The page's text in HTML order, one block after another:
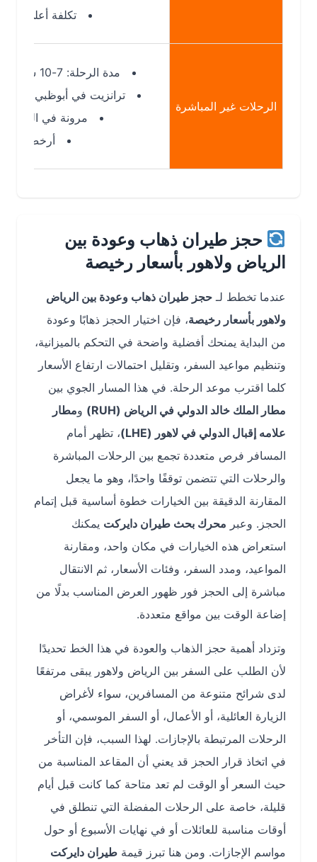
تكلفة أعلى قليلاً
الرحلات غير المباشرة
مدة الرحلة: 7-10 ساعات
ترانزيت في أبوظبي أو دبي
مرونة في التوقيت
أرخص غالباً
حجز طيران ذهاب وعودة بين
الرياض ولاهور بأسعار رخيصة
عندما تخطط لـحجز طيران ذهاب وعودة بين الرياض
ولاهور بأسعار رخيصة ، فإن اختيار الحجز ذهابًا وعودة
من البداية يمنحك أفضلية واضحة في التحكم بالميزانية،
وتنظيم مواعيد السفر، وتقليل احتمالات ارتفاع الأسعار
كلما اقترب موعد الرحلة. في هذا المسار الجوي بين
مطار الملك خالد الدولي في الرياض (RUH)
ومطار
علامه إقبال الدولي في لاهور (LHE)
، تظهر أمام
المسافر فرص متعددة تجمع بين الرحلات المباشرة
والرحلات التي تتضمن توقفًا واحدًا، وهو ما يجعل
المقارنة الدقيقة بين الخيارات خطوة أساسية قبل إتمام
الحجز. وعبر محرك بحث طيران دايركتيمكنك
استعراض هذه الخيارات في مكان واحد، ومقارنة
المواعيد، ومدد السفر، وفئات الأسعار، ثم الانتقال
مباشرة إلى الحجز فور ظهور العرض المناسب بدلًا من
إضاعة الوقت بين مواقع متعددة.
وتزداد أهمية حجز الذهاب والعودة في هذا الخط تحديدًا
لأن الطلب على السفر بين الرياض ولاهور يبقى مرتفعًا
لدى شرائح متنوعة من المسافرين، سواء لأغراض
الزيارة العائلية، أو الأعمال، أو السفر الموسمي، أو
الرحلات المرتبطة بالإجازات. لهذا السبب، فإن التأخر
في اتخاذ قرار الحجز قد يعني أن المقاعد المناسبة من
حيث السعر أو الوقت لم تعد متاحة كما كانت قبل أيام
قليلة، خاصة على الرحلات المفضلة التي تنطلق في
أوقات مناسبة للعائلات أو في نهايات الأسبوع أو حول
مواسم الإجازات. ومن هنا تبرز قيمة طيران دايركت